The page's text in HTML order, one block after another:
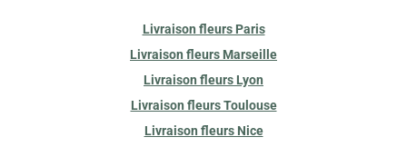
Livraison fleurs Paris
Livraison fleurs Marseille
Livraison fleurs Lyon
Livraison fleurs Toulouse
Livraison fleurs Nice